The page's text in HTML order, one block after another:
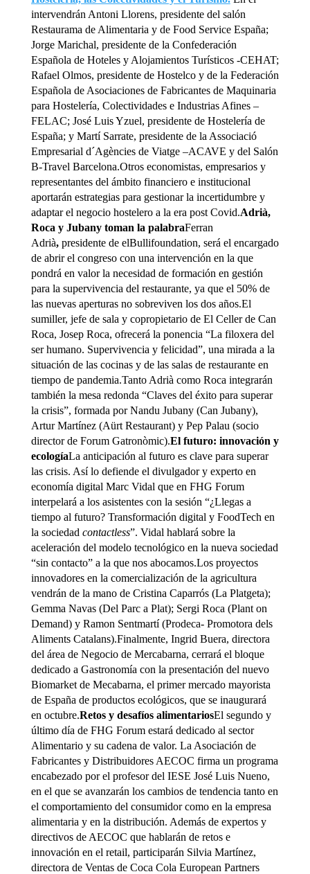
intervendrán Antoni Llorens, presidente del salón
Restaurama de Alimentaria y de Food Service España;
Jorge Marichal, presidente de la Confederación
Española de Hoteles y Alojamientos Turísticos -CEHAT;
Rafael Olmos, presidente de Hostelco y de la Federación
Española de Asociaciones de Fabricantes de Maquinaria
para Hostelería, Colectividades e Industrias Afines –
FELAC; José Luis Yzuel, presidente de Hostelería de
España; y Martí Sarrate, presidente de la Associació
Empresarial d´Agències de Viatge –ACAVE y del Salón
B-Travel Barcelona.Otros economistas, empresarios y
representantes del ámbito financiero e institucional
aportarán estrategias para gestionar la incertidumbre y
adaptar el negocio hostelero a la era post Covid.Adrià,
Roca y Jubany toman la palabraFerran
Adrià,presidente de elBullifoundation, será el encargado
de abrir el congreso con una intervención en la que
pondrá en valor la necesidad de formación en gestión
para la supervivencia del restaurante, ya que el 50% de
las nuevas aperturas no sobreviven los dos años.El
sumiller, jefe de sala y copropietario de El Celler de Can
Roca, Josep Roca, ofrecerá la ponencia “La filoxera del
ser humano. Supervivencia y felicidad”, una mirada a la
situación de las cocinas y de las salas de restaurante en
tiempo de pandemia.Tanto Adrià como Roca integrarán
también la mesa redonda “Claves del éxito para superar
la crisis”, formada por Nandu Jubany (Can Jubany),
Artur Martínez (Aürt Restaurant) y Pep Palau (socio
director de Forum Gatronòmic).El futuro: innovación y
ecologíaLa anticipación al futuro es clave para superar
las crisis. Así lo defiende el divulgador y experto en
economía digital Marc Vidal que en FHG Forum
interpelará a los asistentes con la sesión “¿Llegas a
tiempo al futuro? Transformación digital y FoodTech en
la sociedad contactless”. Vidal hablará sobre la
aceleración del modelo tecnológico en la nueva sociedad
“sin contacto” a la que nos abocamos.Los proyectos
innovadores en la comercialización de la agricultura
vendrán de la mano de Cristina Caparrós (La Platgeta);
Gemma Navas (Del Parc a Plat); Sergi Roca (Plant on
Demand) y Ramon Sentmartí (Prodeca- Promotora dels
Aliments Catalans).Finalmente, Ingrid Buera, directora
del área de Negocio de Mercabarna, cerrará el bloque
dedicado a Gastronomía con la presentación del nuevo
Biomarket de Mecabarna, el primer mercado mayorista
de España de productos ecológicos, que se inaugurará
en octubre.Retos y desafíos alimentariosEl segundo y
último día de FHG Forum estará dedicado al sector
Alimentario y su cadena de valor. La Asociación de
Fabricantes y Distribuidores AECOC firma un programa
encabezado por el profesor del IESE José Luis Nueno,
en el que se avanzarán los cambios de tendencia tanto en
el comportamiento del consumidor como en la empresa
alimentaria y en la distribución. Además de expertos y
directivos de AECOC que hablarán de retos e
innovación en el retail, participarán Silvia Martínez,
directora de Ventas de Coca Cola European Partners